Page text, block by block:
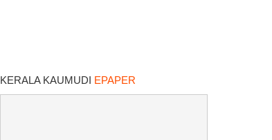
KERALA KAUMUDI EPAPER